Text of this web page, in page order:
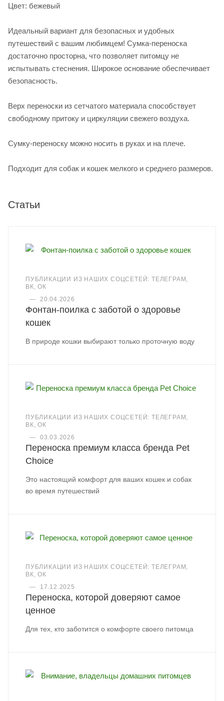
Цвет: бежевый
Идеальный вариант для безопасных и удобных
путешествий с вашим любимцем! Сумка-переноска
достаточно просторна, что позволяет питомцу не
испытывать стеснения. Широкое основание обеспечивает
безопасность.
Верх переноски из сетчатого материала способствует
свободному притоку и циркуляции свежего воздуха.
Сумку-переноску можно носить в руках и на плече.
Подходит для собак и кошек мелкого и среднего размеров.
Статьи
ПУБЛИКАЦИИ ИЗ НАШИХ СОЦСЕТЕЙ: ТЕЛЕГРАМ,
ВК, ОК
—
20.04.2026
Фонтан-поилка с заботой о здоровье
кошек
В природе кошки выбирают только проточную воду
ПУБЛИКАЦИИ ИЗ НАШИХ СОЦСЕТЕЙ: ТЕЛЕГРАМ,
ВК, ОК
—
03.03.2026
Переноска премиум класса бренда Pet
Choice
Это настоящий комфорт для ваших кошек и собак
во время путешествий
ПУБЛИКАЦИИ ИЗ НАШИХ СОЦСЕТЕЙ: ТЕЛЕГРАМ,
ВК, ОК
—
17.12.2025
Переноска, которой доверяют самое
ценное
Для тех, кто заботится о комфорте своего питомца